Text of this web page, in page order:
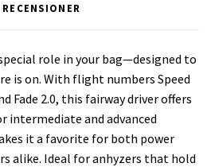
RECENSIONER
role in your bag—designed to
is on. With flight numbers Speed
Fade 2.0, this fairway driver offers
and advanced
it a favorite for both power
alike. Ideal for anhyzers that hold